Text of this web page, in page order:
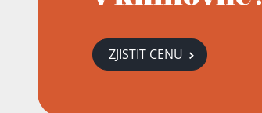
ZJISTIT CENU